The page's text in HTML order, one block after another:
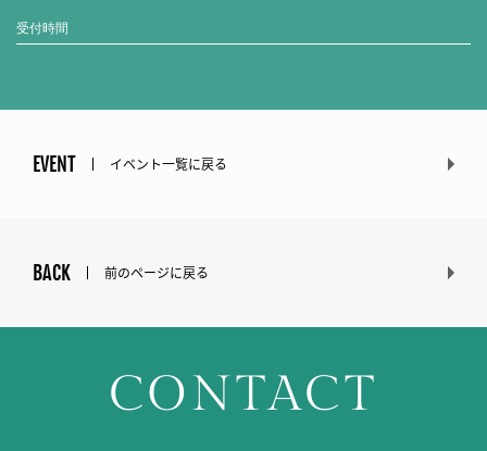
受付時間
EVENT イベント一覧に戻る
BACK 前のページに戻る
CONTACT